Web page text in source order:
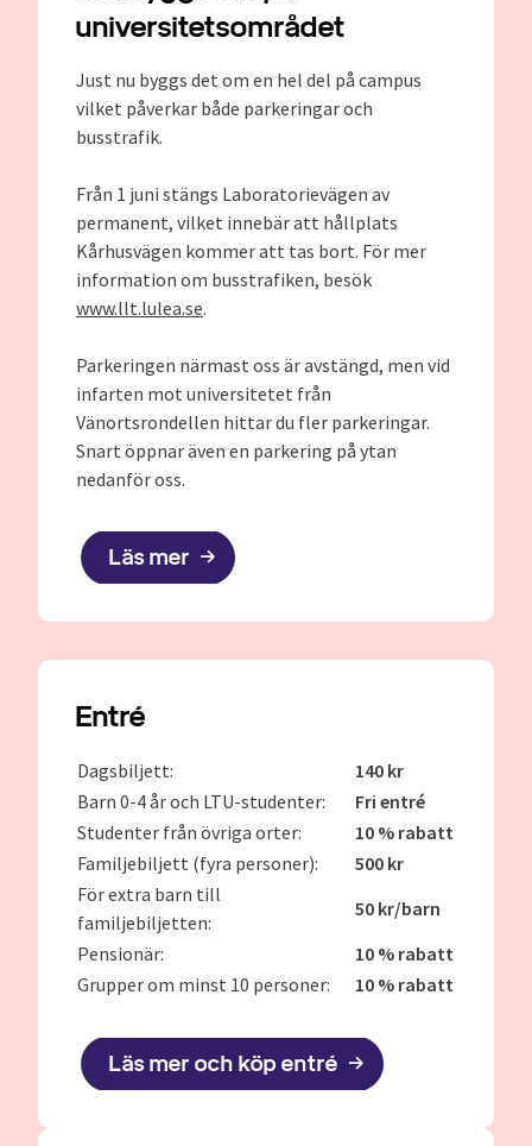
universitetsområdet
Just nu byggs det om en hel del på campus
vilket påverkar både parkeringar och
busstrafik.
Från 1 juni stängs Laboratorievägen av
permanent, vilket innebär att hållplats
Kårhusvägen kommer att tas bort. För mer
information om busstrafiken, besök
www.llt.lulea.se.
Parkeringen närmast oss är avstängd, men vid
infarten mot universitetet från
Vänortsrondellen hittar du fler parkeringar.
Snart öppnar även en parkering på ytan
nedanför oss.
Läs mer
Entré
Dagsbiljett:
140 kr
Barn 0-4 år och LTU-studenter:
Fri entré
Studenter från övriga orter:
10 % rabatt
Familjebiljett (fyra personer):
500 kr
För extra barn till
familjebiljetten:
50 kr/barn
Pensionär:
10 % rabatt
Grupper om minst 10 personer:
10 % rabatt
Läs mer och köp entré